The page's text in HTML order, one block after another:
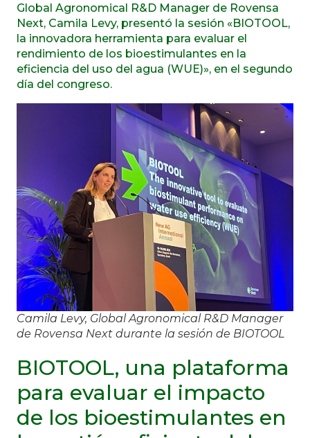
Global Agronomical R&D Manager de Rovensa
Next, Camila Levy, presentó la sesión «BIOTOOL,
la innovadora herramienta para evaluar el
rendimiento de los bioestimulantes en la
eficiencia del uso del agua (WUE)», en el segundo
día del congreso.
Camila Levy, Global Agronomical R&D Manager
de Rovensa Next durante la sesión de BIOTOOL
BIOTOOL, una plataforma
para evaluar el impacto
de los bioestimulantes en